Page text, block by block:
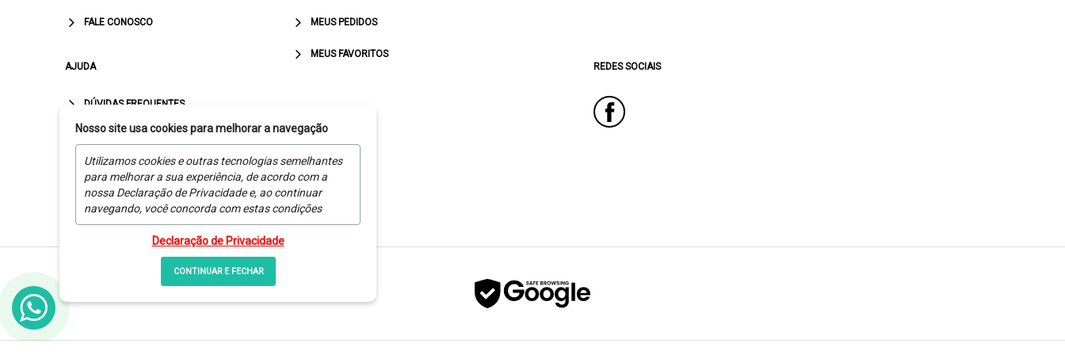
FALE CONOSCO MEUS PEDIDOS
MEUS FAVORITOS
AJUDA
DÚVIDAS FREQUENTES
ENTREGAS E PRAZOS
POLÍTICA DE PRIVACIDADE
TROCAS E DEVOLUÇÕES
REDES SOCIAIS
Nosso site usa cookies para melhorar a navegação
Utilizamos cookies e outras tecnologias semelhantes
para melhorar a sua experiência, de acordo com a
nossa Declaração de Privacidade e, ao continuar
navegando, você concorda com estas condições
Declaração de Privacidade
CONTINUAR E FECHAR